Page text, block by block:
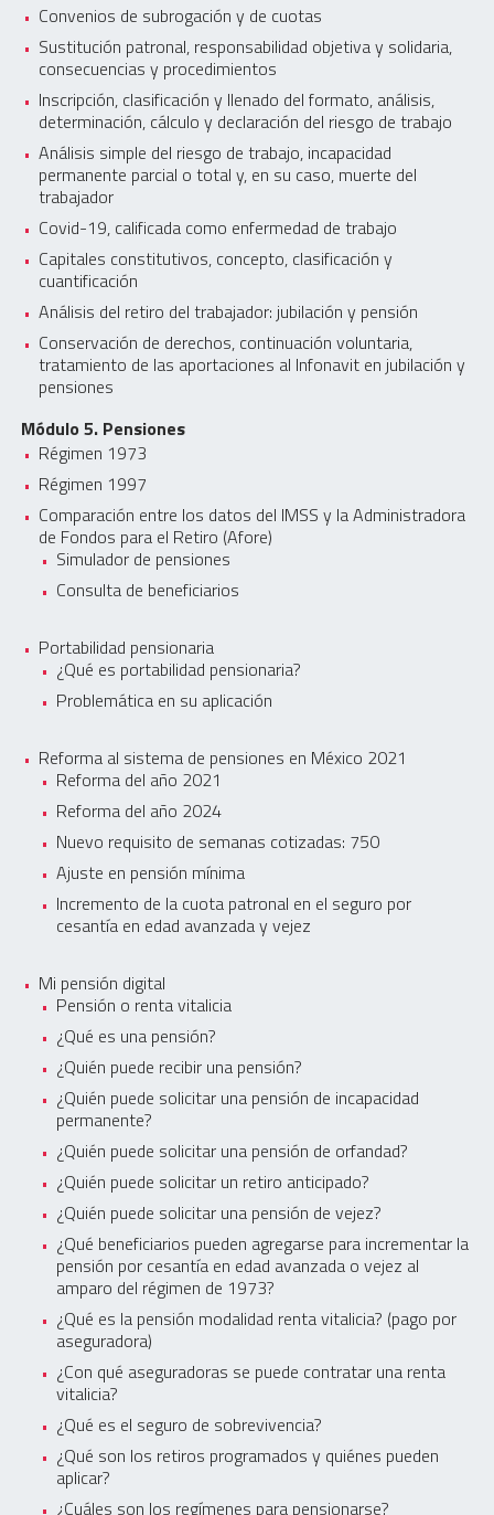
Convenios de subrogación y de cuotas
Sustitución patronal, responsabilidad objetiva y solidaria,
consecuencias y procedimientos
Inscripción, clasificación y llenado del formato, análisis,
determinación, cálculo y declaración del riesgo de trabajo
Análisis simple del riesgo de trabajo, incapacidad
permanente parcial o total y, en su caso, muerte del
trabajador
Covid-19, calificada como enfermedad de trabajo
Capitales constitutivos, concepto, clasificación y
cuantificación
Análisis del retiro del trabajador: jubilación y pensión
Conservación de derechos, continuación voluntaria,
tratamiento de las aportaciones al Infonavit en jubilación y
pensiones
Módulo 5. Pensiones
Régimen 1973
Régimen 1997
Comparación entre los datos del IMSS y la Administradora
de Fondos para el Retiro (Afore)
Simulador de pensiones
Consulta de beneficiarios
Portabilidad pensionaria
¿Qué es portabilidad pensionaria?
Problemática en su aplicación
Reforma al sistema de pensiones en México 2021
Reforma del año 2021
Reforma del año 2024
Nuevo requisito de semanas cotizadas: 750
Ajuste en pensión mínima
Incremento de la cuota patronal en el seguro por
cesantía en edad avanzada y vejez
Mi pensión digital
Pensión o renta vitalicia
¿Qué es una pensión?
¿Quién puede recibir una pensión?
¿Quién puede solicitar una pensión de incapacidad
permanente?
¿Quién puede solicitar una pensión de orfandad?
¿Quién puede solicitar un retiro anticipado?
¿Quién puede solicitar una pensión de vejez?
¿Qué beneficiarios pueden agregarse para incrementar la
pensión por cesantía en edad avanzada o vejez al
amparo del régimen de 1973?
¿Qué es la pensión modalidad renta vitalicia? (pago por
aseguradora)
¿Con qué aseguradoras se puede contratar una renta
vitalicia?
¿Qué es el seguro de sobrevivencia?
¿Qué son los retiros programados y quiénes pueden
aplicar?
¿Cuáles son los regímenes para pensionarse?